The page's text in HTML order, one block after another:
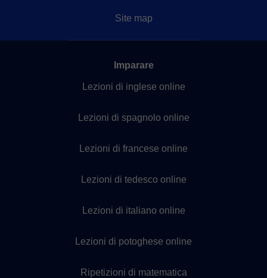
Site map
Imparare
Lezioni di inglese online
Lezioni di spagnolo online
Lezioni di francese online
Lezioni di tedesco online
Lezioni di italiano online
Lezioni di potoghese online
Ripetizioni di matematica